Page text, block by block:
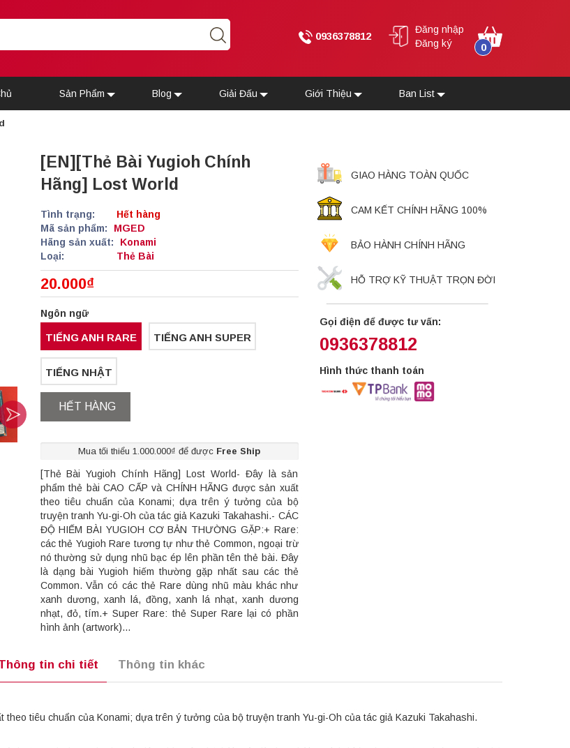
0936378812
Đăng nhập
Đăng ký
0
Sản Phẩm Blog Giải Đấu Giới Thiệu Ban List
[EN][Thẻ Bài Yugioh Chính
Hãng] Lost World
Tình trạng:
Hết hàng
Mã sản phẩm:
MGED
Hãng sản xuất:
Konami
Loại:
Thẻ Bài
20.000₫
Ngôn ngữ
TIẾNG ANH RARE TIẾNG ANH SUPER
TIẾNG NHẬT
HẾT HÀNG
Mua tối thiểu 1.000.000₫ để được Free Ship
[Thẻ Bài Yugioh Chính Hãng] Lost World- Đây là sản
phẩm thẻ bài CAO CẤP và CHÍNH HÃNG được sản xuất
theo tiêu chuẩn của Konami; dựa trên ý tưởng của bộ
truyện tranh Yu-gi-Oh của tác giả Kazuki Takahashi.- CÁC
ĐỘ HIẾM BÀI YUGIOH CƠ BẢN THƯỜNG GẶP:+ Rare:
các thẻ Yugioh Rare tương tự như thẻ Common, ngoại trừ
nó thường sử dụng nhũ bạc ép lên phần tên thẻ bài. Đây
là dạng bài Yugioh hiếm thường gặp nhất sau các thẻ
Common. Vẫn có các thẻ Rare dùng nhũ màu khác như
xanh dương, xanh lá, đồng, xanh lá nhạt, xanh dương
nhạt, đỏ, tím.+ Super Rare: thẻ Super Rare lại có phần
hình ảnh (artwork)...
GIAO HÀNG TOÀN QUỐC
CAM KẾT CHÍNH HÃNG 100%
BẢO HÀNH CHÍNH HÃNG
HỖ TRỢ KỸ THUẬT TRỌN ĐỜI
Gọi điện để được tư vấn:
0936378812
Hình thức thanh toán
tin chi tiết Thông tin khác
tiêu chuẩn của Konami; dựa trên ý tưởng của bộ truyện tranh Yu-gi-Oh của tác giả Kazuki Takahashi.